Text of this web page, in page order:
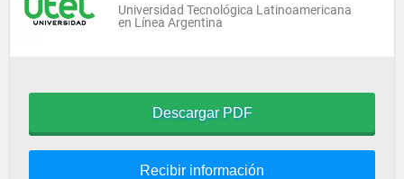
Universidad Tecnológica Latinoamericana
en Línea Argentina
Descargar PDF
Recibir información